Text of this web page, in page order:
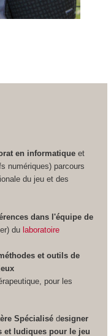
en informatiqueet
numériques) parcours
du jeu et des
dans l'équipe de
du laboratoire
et outils de
pour les
Spécialisé designer
et ludiques pour le jeu